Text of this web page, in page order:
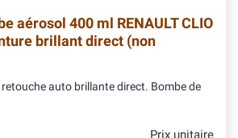
aérosol 400 ml RENAULT CLIO
brillant direct (non
auto brillante direct. Bombe de